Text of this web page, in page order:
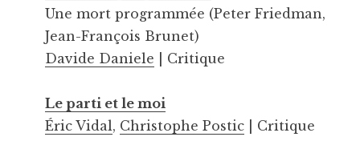
Une mort programmée (Peter Friedman,
Jean-François Brunet)
Davide Daniele | Critique
Le parti et le moi
Éric Vidal, Christophe Postic | Critique